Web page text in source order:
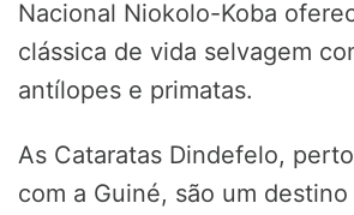
Nacional Niokolo-Koba
clássica de vida selvagem
antílopes e primatas.
As Cataratas Dindefelo,
com a Guiné, são um